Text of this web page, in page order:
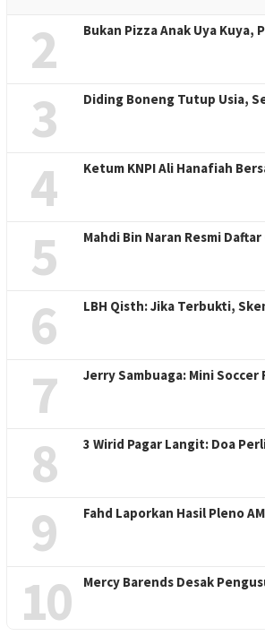
2 Bukan Pizza Anak Uya Kuya,
3 Diding Boneng Tutup Usia,
4 Ketum KNPI Ali Hanafiah
5 Mahdi Bin Naran Resmi
6 LBH Qisth: Jika Terbukti,
7 Jerry Sambuaga: Mini
8 3 Wirid Pagar Langit: Doa
9 Fahd Laporkan Hasil Pleno
10 Mercy Barends Desak